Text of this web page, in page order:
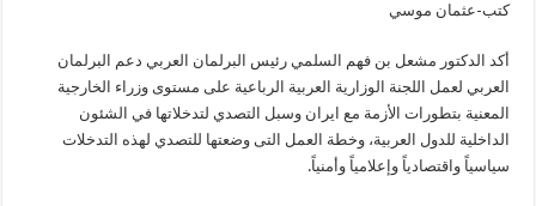
العربية
المعنية
مع
كتب-عثمان موسي
أكد الدكتور مشعل بن فهم السلمي رئيس البرلمان العربي دعم البرلمان
العربي لعمل اللجنة الوزارية العربية الرباعية على مستوى وزراء الخارجية
المعنية بتطورات الأزمة مع ايران وسبل التصدي لتدخلاتها في الشئون
الداخلية للدول العربية، وخطة العمل التى وضعتها للتصدي لهذه التدخلات
سياسياً واقتصادياً وإعلامياً وأمنياً.